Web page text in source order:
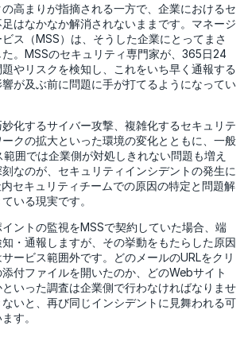
高まりが指摘される一方で、企業におけるセ
はなかなか解消されないままです。マネージ
ス（MSS）は、そうした企業にとってまさ
。MSSのセキュリティ専門家が、365日24
やリスクを検知し、これをいち早く通報する
が及ぶ前に問題に手が打てるようになってい
化するサイバー攻撃、複雑化するセキュリテ
クの拡大といった環境の変化とともに、一般
囲では企業側が対処しきれない問題も増え
なのが、セキュリティインシデントの発生に
セキュリティチームでの原因の特定と問題解
いる現実です。
ントの監視をMSSで契約していた場合、端
・通報しますが、その挙動をもたらした原因
ービス範囲外です。どのメールのURLをクリ
付ファイルを開いたのか、どのWebサイト
いった調査は企業側で行わなければなりませ
いと、再び同じインシデントに見舞われる可
す。